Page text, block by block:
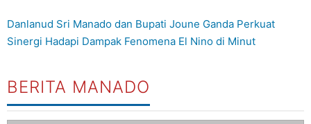
Danlanud Sri Manado dan Bupati Joune Ganda Perkuat
Sinergi Hadapi Dampak Fenomena El Nino di Minut
BERITA MANADO